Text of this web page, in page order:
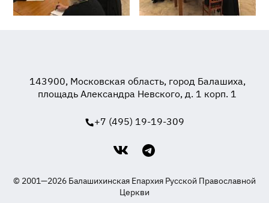
143900, Московская область, город Балашиха,
площадь Александра Невского, д. 1 корп. 1
+7 (495) 19-19-309
© 2001—2026 Балашихинская Епархия Русской Православной
Церкви